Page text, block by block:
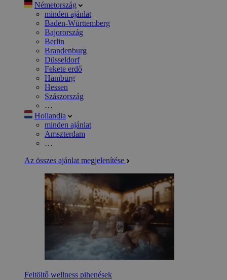
Németország
minden ajánlat
Baden-Württemberg
Bajorország
Berlin
Brandenburg
Düsseldorf
Fekete erdő
Hamburg
Hessen
Szászország
…
Hollandia
minden ajánlat
Amszterdam
…
Az összes ajánlat megjelenítése
Feltöltő wellness pihenések